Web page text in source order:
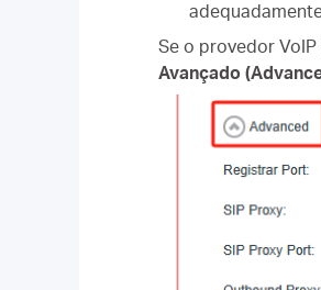
Se o provedor
Avançado